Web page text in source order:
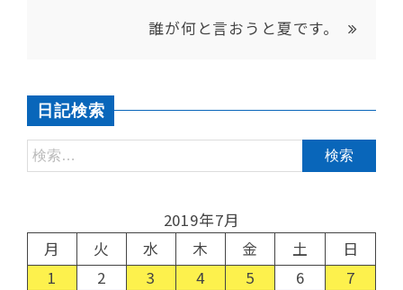
誰が何と言おうと夏です。
日記検索
2019年7月
月
火 水 木 金 土
日
1
2 3 4 5 6
7